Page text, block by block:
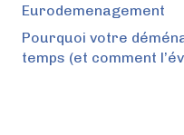
Eurodemenagement
Pourquoi votre
temps (et comment